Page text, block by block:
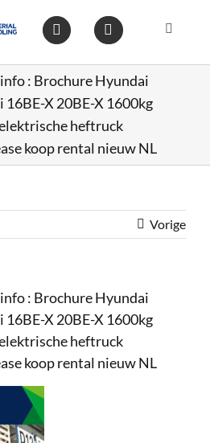
Toggle
Op
: Brochure Hyundai
16BE-X 20BE-X 1600kg
heftruck
koop rental nieuw NL
Vorige
: Brochure Hyundai
16BE-X 20BE-X 1600kg
heftruck
koop rental nieuw NL